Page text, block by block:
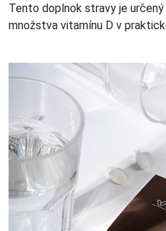
Tento doplnok stravy je
množstva vitamínu D v